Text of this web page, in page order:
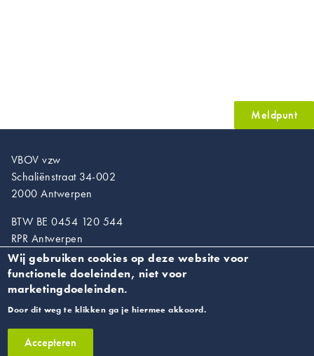
Meldpunt
VBOV vzw
Schaliënstraat 34-002
2000 Antwerpen
BTW BE 0454 120 544
RPR Antwerpen
T. 03/218.89.67
info@vroedvrouwen.be
Privacyverklaring
Wij gebruiken cookies op deze website voor
functionele doeleinden, niet voor
marketingdoeleinden.
Door dit weg te klikken ga je hiermee akkoord.
Accepteren